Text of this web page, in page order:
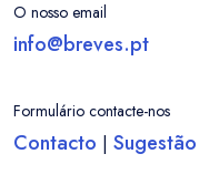
O nosso email
info@breves.pt
Formulário contacte-nos
Contacto | Sugestão